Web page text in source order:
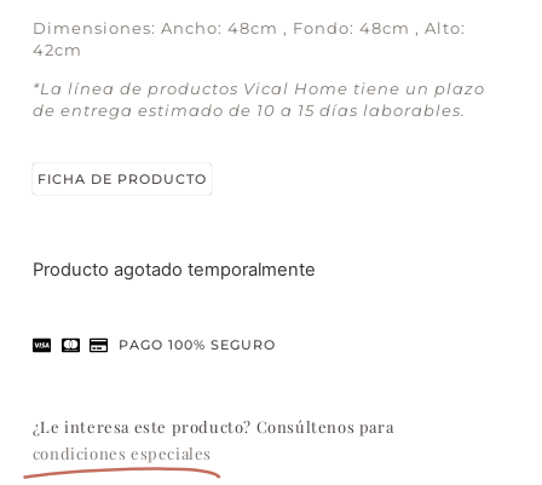
Dimensiones: Ancho: 48cm , Fondo: 48cm , Alto:
42cm
*La línea de productos Vical Home tiene un plazo
de entrega estimado de 10 a 15 días laborables.
FICHA DE PRODUCTO
Producto agotado temporalmente
PAGO 100% SEGURO
¿Le interesa este producto? Consúltenos para
condiciones especiales